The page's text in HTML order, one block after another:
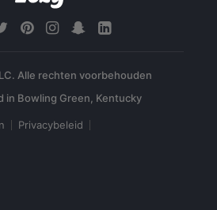
Alle rechten voorbehouden
Privacybeleid